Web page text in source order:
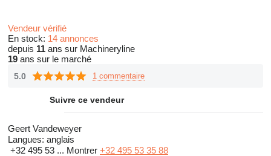
Vendeur vérifié
En stock: 14 annonces
depuis 11 ans sur Machineryline
19 ans sur le marché
5.0 1 commentaire
Suivre ce vendeur
Geert Vandeweyer
Langues: anglais
+32 495 53 ... Montrer +32 495 53 35 88